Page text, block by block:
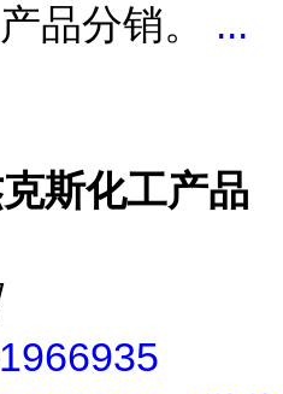
品分销。 ...
斯化工产品